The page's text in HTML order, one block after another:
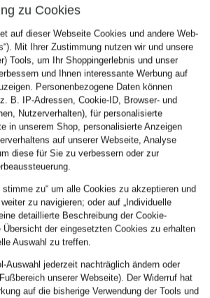
ENTDECKEN
zu Cookies
auf dieser Webseite Cookies und andere Web-
Mit Ihrer Zustimmung nutzen wir und unsere
Tools, um Ihr Shoppingerlebnis und unser
und Ihnen interessante Werbung auf
Personenbezogene Daten können
B. IP-Adressen, Cookie-ID, Browser- und
Nutzerverhalten), für personalisierte
in unserem Shop, personalisierte Anzeigen
auf unserer Webseite, Analyse
diese für Sie zu verbessern oder zur
zu“ um alle Cookies zu akzeptieren und
zu navigieren; oder auf „Individuelle
detaillierte Beschreibung der Cookie-
Übersicht der eingesetzten Cookies zu erhalten
Auswahl zu treffen.
Auswahl jederzeit nachträglich ändern oder
unserer Webseite). Der Widerruf hat
auf die bisherige Verwendung der Tools und